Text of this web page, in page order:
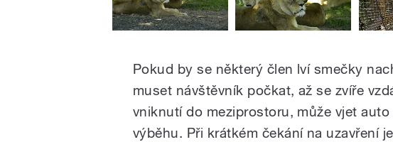
Pokud by se některý člen lví smečky
muset návštěvník počkat, až se zvíře
vniknutí do meziprostoru, může vjet
výběhu. Při krátkém čekání na uzavření